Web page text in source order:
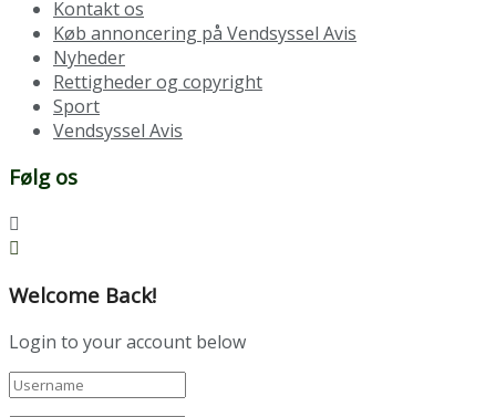
Kontakt os
Køb annoncering på Vendsyssel Avis
Nyheder
Rettigheder og copyright
Sport
Vendsyssel Avis
Følg os
Welcome Back!
Login to your account below